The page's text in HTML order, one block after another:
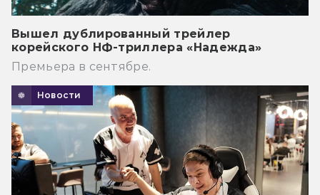
Вышел дублированный трейлер
корейского НФ-триллера «Надежда»
Премьера в сентябре.
Новости